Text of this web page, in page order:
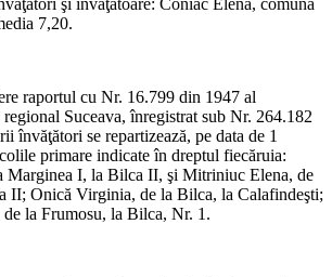
şi învăţătoare: Coniac Elena, comuna
7,20.
raportul cu Nr. 16.799 din 1947 al
Suceava, înregistrat sub Nr. 264.182
învăţători se repartizează, pe data de 1
primare indicate în dreptul fiecăruia:
I, la Bilca II, şi Mitriniuc Elena, de
II; Onică Virginia, de la Bilca, la Calafindeşti;
la Frumosu, la Bilca, Nr. 1.